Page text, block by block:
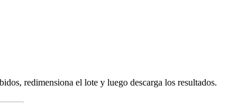
redimensiona el lote y luego descarga los resultados.